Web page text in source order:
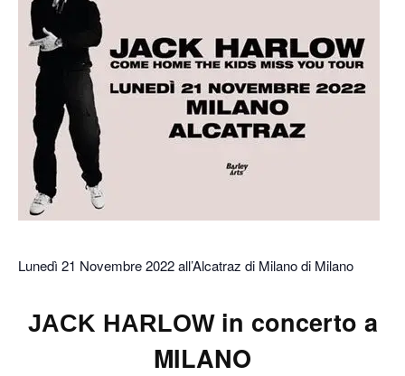
Lunedì 21 Novembre 2022 all’Alcatraz di Milano di Milano
JACK HARLOW in concerto a
MILANO